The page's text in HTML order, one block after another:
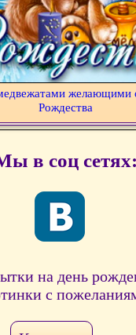
желающими
Рождества
в соц сетях:
на день
с